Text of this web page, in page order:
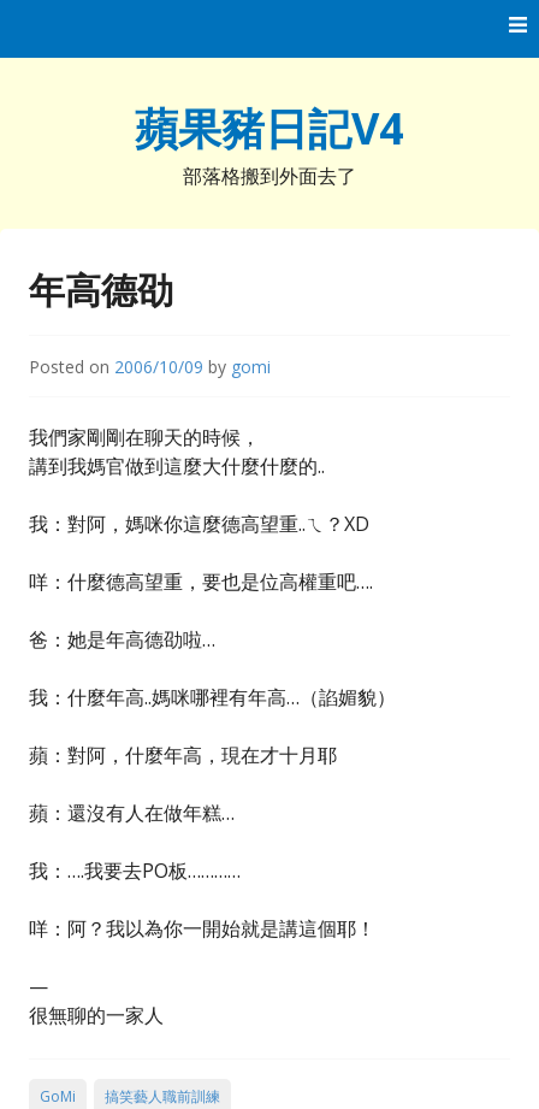
蘋果豬日記V4
部落格搬到外面去了
年高德劭
Posted on 2006/10/09 by gomi
我們家剛剛在聊天的時候，
講到我媽官做到這麼大什麼什麼的..
我：對阿，媽咪你這麼德高望重..ㄟ？XD
咩：什麼德高望重，要也是位高權重吧….
爸：她是年高德劭啦…
我：什麼年高..媽咪哪裡有年高…（諂媚貌）
蘋：對阿，什麼年高，現在才十月耶
蘋：還沒有人在做年糕…
我：….我要去PO板…………
咩：阿？我以為你一開始就是講這個耶！
—
很無聊的一家人
GoMi 搞笑藝人職前訓練